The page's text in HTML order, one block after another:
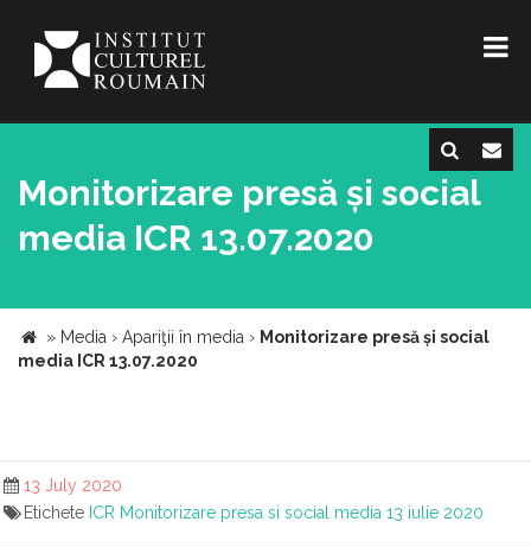
Monitorizare presă și social
media ICR 13.07.2020
» Media › Apariţii în media › Monitorizare presă și social
media ICR 13.07.2020
13 July 2020
Etichete ICR Monitorizare presa si social media 13 iulie 2020